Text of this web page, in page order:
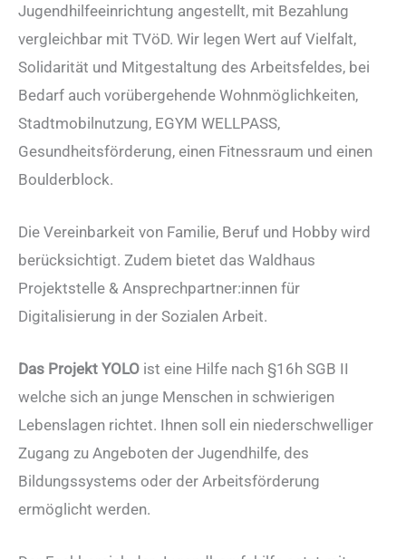
Jugendhilfeeinrichtung angestellt, mit Bezahlung
vergleichbar mit TVöD. Wir legen Wert auf Vielfalt,
Solidarität und Mitgestaltung des Arbeitsfeldes, bei
Bedarf auch vorübergehende Wohnmöglichkeiten,
Stadtmobilnutzung, EGYM WELLPASS,
Gesundheitsförderung, einen Fitnessraum und einen
Boulderblock.
Die Vereinbarkeit von Familie, Beruf und Hobby wird
berücksichtigt. Zudem bietet das Waldhaus
Projektstelle & Ansprechpartner:innen für
Digitalisierung in der Sozialen Arbeit.
Das Projekt YOLO ist eine Hilfe nach §16h SGB II
welche sich an junge Menschen in schwierigen
Lebenslagen richtet. Ihnen soll ein niederschwelliger
Zugang zu Angeboten der Jugendhilfe, des
Bildungssystems oder der Arbeitsförderung
ermöglicht werden.